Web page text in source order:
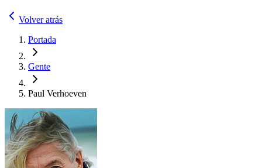
Volver atrás
Portada
Gente
Paul Verhoeven